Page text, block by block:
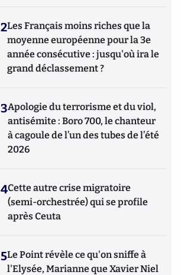
2Les Français moins riches que la
moyenne européenne pour la 3e
année consécutive : jusqu'où ira le
grand déclassement ?
3Apologie du terrorisme et du viol,
antisémite : Boro 700, le chanteur
à cagoule de l’un des tubes de l’été
2026
4Cette autre crise migratoire
(semi-orchestrée) qui se profile
après Ceuta
5Le Point révèle ce qu'on sniffe à
l'Elysée, Marianne que Xavier Niel